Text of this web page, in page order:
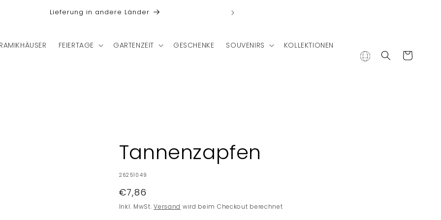
Lieferung in andere Länder
FEIERTAGE GARTENZEIT GESCHENKE SOUVENIRS KOLLEKTIONEN
Warenkorb
Tannenzapfen
SKU:
26251049
Normaler
Preis
€7,86
Inkl. MwSt.Versand wird beim Checkout berechnet